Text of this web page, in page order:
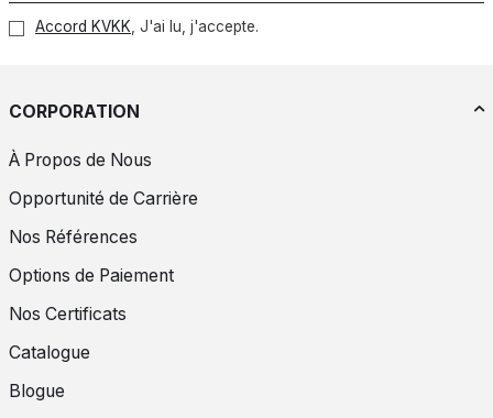
Accord KVKK, J'ai lu, j'accepte.
CORPORATION
À Propos de Nous
Opportunité de Carrière
Nos Références
Options de Paiement
Nos Certificats
Catalogue
Blogue